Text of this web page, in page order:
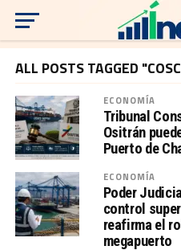
ALL POSTS TAGGED
ECONOMÍA
Tribunal
Ositrán
Puerto de
ECONOMÍA
Poder
control
reafirma el
megapuerto